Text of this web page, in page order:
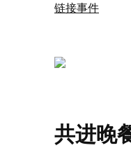
链接事件
共进晚